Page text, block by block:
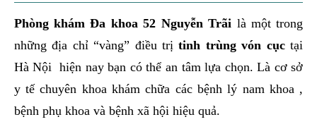
Phòng khám Đa khoa 52 Nguyễn Trãi là một trong
những địa chỉ “vàng” điều trịtinh trùng vón cụctại
Hà Nội hiện nay bạn có thể an tâm lựa chọn. Là cơ sở
y tế chuyên khoa khám chữa các bệnh lý nam khoa ,
bệnh phụ khoa và bệnh xã hội hiệu quả.